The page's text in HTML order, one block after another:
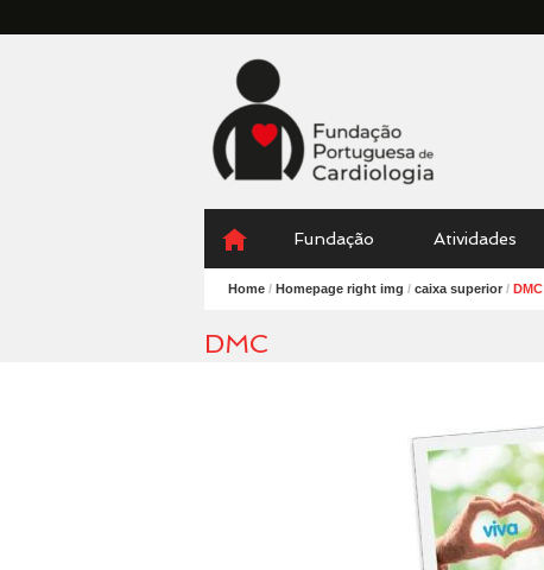
Fundação
Portuguesa
Cardiologia
Menu
content
Fundação Atividades
Home / Homepage right img / caixa superior / DMC
DMC